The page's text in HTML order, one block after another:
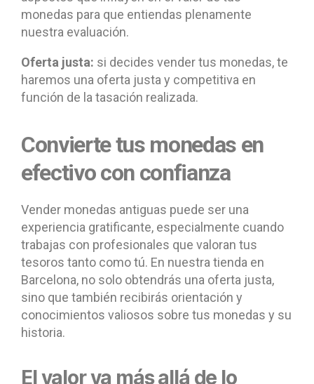
monedas para que entiendas plenamente
nuestra evaluación.
Oferta justa: si decides vender tus monedas, te
haremos una oferta justa y competitiva en
función de la tasación realizada.
Convierte tus monedas en
efectivo con confianza
Vender monedas antiguas puede ser una
experiencia gratificante, especialmente cuando
trabajas con profesionales que valoran tus
tesoros tanto como tú. En nuestra tienda en
Barcelona, no solo obtendrás una oferta justa,
sino que también recibirás orientación y
conocimientos valiosos sobre tus monedas y su
historia.
El valor va más allá de lo